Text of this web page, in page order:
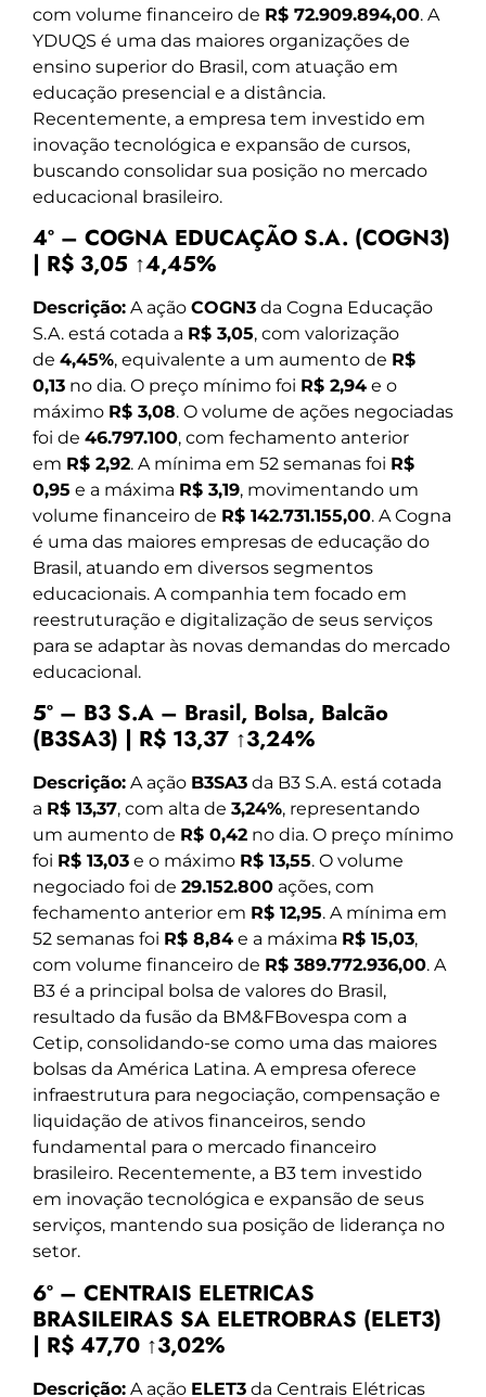
com volume financeiro de R$ 72.909.894,00. A
YDUQS é uma das maiores organizações de
ensino superior do Brasil, com atuação em
educação presencial e a distância.
Recentemente, a empresa tem investido em
inovação tecnológica e expansão de cursos,
buscando consolidar sua posição no mercado
educacional brasileiro.
4º – COGNA EDUCAÇÃO S.A. (COGN3)
| R$ 3,05 ↑4,45%
Descrição: A ação COGN3 da Cogna Educação
S.A. está cotada a R$ 3,05, com valorização
de 4,45%, equivalente a um aumento de R$
0,13 no dia. O preço mínimo foi R$ 2,94 e o
máximo R$ 3,08. O volume de ações negociadas
foi de 46.797.100, com fechamento anterior
em R$ 2,92. A mínima em 52 semanas foi R$
0,95 e a máxima R$ 3,19, movimentando um
volume financeiro de R$ 142.731.155,00. A Cogna
é uma das maiores empresas de educação do
Brasil, atuando em diversos segmentos
educacionais. A companhia tem focado em
reestruturação e digitalização de seus serviços
para se adaptar às novas demandas do mercado
educacional.
5º – B3 S.A – Brasil, Bolsa, Balcão
(B3SA3) | R$ 13,37 ↑3,24%
Descrição: A ação B3SA3 da B3 S.A. está cotada
a R$ 13,37, com alta de 3,24%, representando
um aumento de R$ 0,42 no dia. O preço mínimo
foi R$ 13,03 e o máximo R$ 13,55. O volume
negociado foi de 29.152.800 ações, com
fechamento anterior em R$ 12,95. A mínima em
52 semanas foi R$ 8,84 e a máxima R$ 15,03,
com volume financeiro de R$ 389.772.936,00. A
B3 é a principal bolsa de valores do Brasil,
resultado da fusão da BM&FBovespa com a
Cetip, consolidando-se como uma das maiores
bolsas da América Latina. A empresa oferece
infraestrutura para negociação, compensação e
liquidação de ativos financeiros, sendo
fundamental para o mercado financeiro
brasileiro. Recentemente, a B3 tem investido
em inovação tecnológica e expansão de seus
serviços, mantendo sua posição de liderança no
setor.
6º – CENTRAIS ELETRICAS
BRASILEIRAS SA ELETROBRAS (ELET3)
| R$ 47,70 ↑3,02%
Descrição: A ação ELET3 da Centrais Elétricas